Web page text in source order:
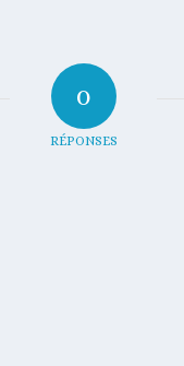
0
RÉPONSES